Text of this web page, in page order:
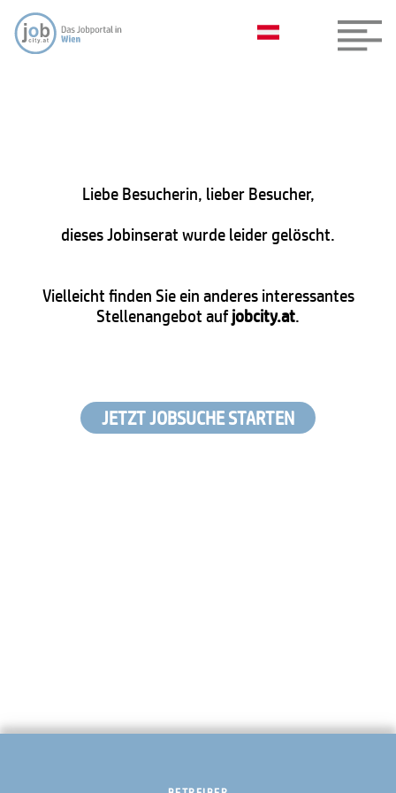
Liebe Besucherin, lieber Besucher,
dieses Jobinserat wurde leider gelöscht.
Vielleicht finden Sie ein anderes interessantes
Stellenangebot aufjobcity.at.
JETZT JOBSUCHE STARTEN